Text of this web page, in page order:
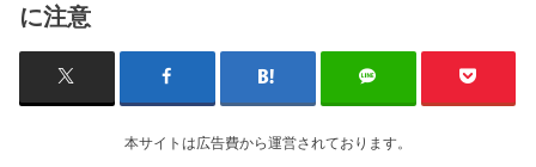
に注意
本サイトは広告費から運営されております。